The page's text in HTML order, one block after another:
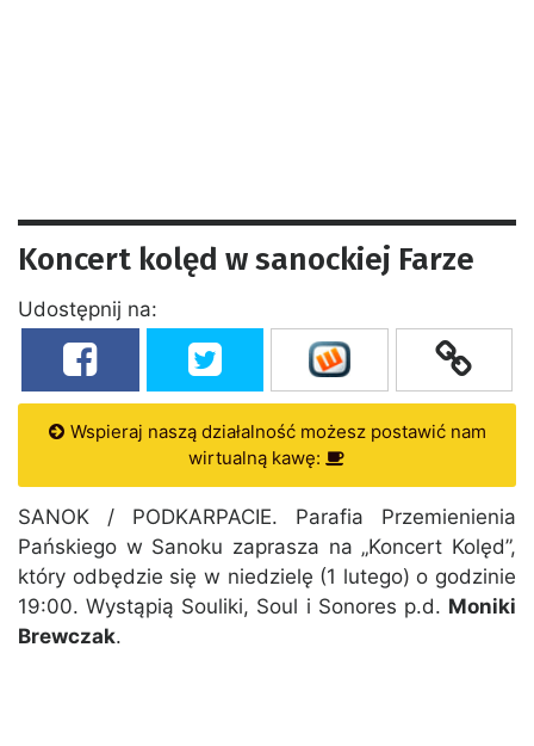
Koncert kolęd w sanockiej Farze
Udostępnij na:
Wspieraj naszą działalność możesz postawić nam
wirtualną kawę:
SANOK / PODKARPACIE. Parafia Przemienienia
Pańskiego w Sanoku zaprasza na „Koncert Kolęd”,
który odbędzie się w niedzielę (1 lutego) o godzinie
19:00. Wystąpią Souliki, Soul i Sonores p.d. Moniki
Brewczak.